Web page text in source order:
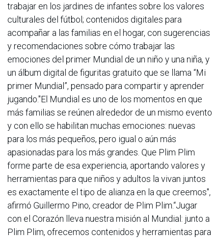
trabajar en los jardines de infantes sobre los valores
culturales del fútbol; contenidos digitales para
acompañar a las familias en el hogar, con sugerencias
y recomendaciones sobre cómo trabajar las
emociones del primer Mundial de un niño y una niña, y
un álbum digital de figuritas gratuito que se llama “Mi
primer Mundial”, pensado para compartir y aprender
jugando."El Mundial es uno de los momentos en que
más familias se reúnen alrededor de un mismo evento
y con ello se habilitan muchas emociones: nuevas
para los más pequeños, pero igual o aún más
apasionadas para los más grandes. Que Plim Plim
forme parte de esa experiencia, aportando valores y
herramientas para que niños y adultos la vivan juntos
es exactamente el tipo de alianza en la que creemos",
afirmó Guillermo Pino, creador de Plim Plim.“Jugar
con el Corazón lleva nuestra misión al Mundial: junto a
Plim Plim, ofrecemos contenidos y herramientas para